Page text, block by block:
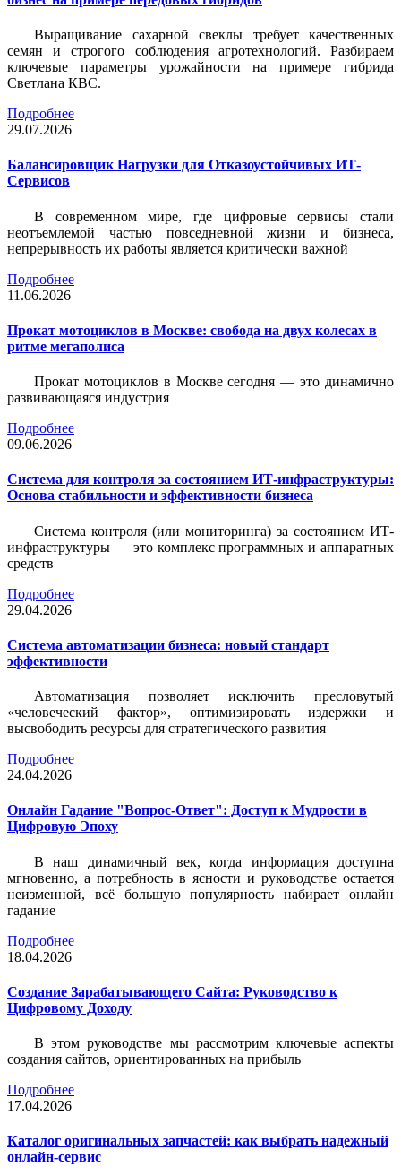
Выращивание сахарной свеклы требует качественных
семян и строгого соблюдения агротехнологий. Разбираем
ключевые параметры урожайности на примере гибрида
Светлана КВС.
Подробнее
29.07.2026
Балансировщик Нагрузки для Отказоустойчивых ИТ-
Сервисов
В современном мире, где цифровые сервисы стали
неотъемлемой частью повседневной жизни и бизнеса,
непрерывность их работы является критически важной
Подробнее
11.06.2026
Прокат мотоциклов в Москве: свобода на двух колесах в
ритме мегаполиса
Прокат мотоциклов в Москве сегодня — это динамично
развивающаяся индустрия
Подробнее
09.06.2026
Система для контроля за состоянием ИТ-инфраструктуры:
Основа стабильности и эффективности бизнеса
Система контроля (или мониторинга) за состоянием ИТ-
инфраструктуры — это комплекс программных и аппаратных
средств
Подробнее
29.04.2026
Система автоматизации бизнеса: новый стандарт
эффективности
Автоматизация позволяет исключить пресловутый
«человеческий фактор», оптимизировать издержки и
высвободить ресурсы для стратегического развития
Подробнее
24.04.2026
Онлайн Гадание "Вопрос-Ответ": Доступ к Мудрости в
Цифровую Эпоху
В наш динамичный век, когда информация доступна
мгновенно, а потребность в ясности и руководстве остается
неизменной, всё большую популярность набирает онлайн
гадание
Подробнее
18.04.2026
Создание Зарабатывающего Сайта: Руководство к
Цифровому Доходу
В этом руководстве мы рассмотрим ключевые аспекты
создания сайтов, ориентированных на прибыль
Подробнее
17.04.2026
Каталог оригинальных запчастей: как выбрать надежный
онлайн-сервис